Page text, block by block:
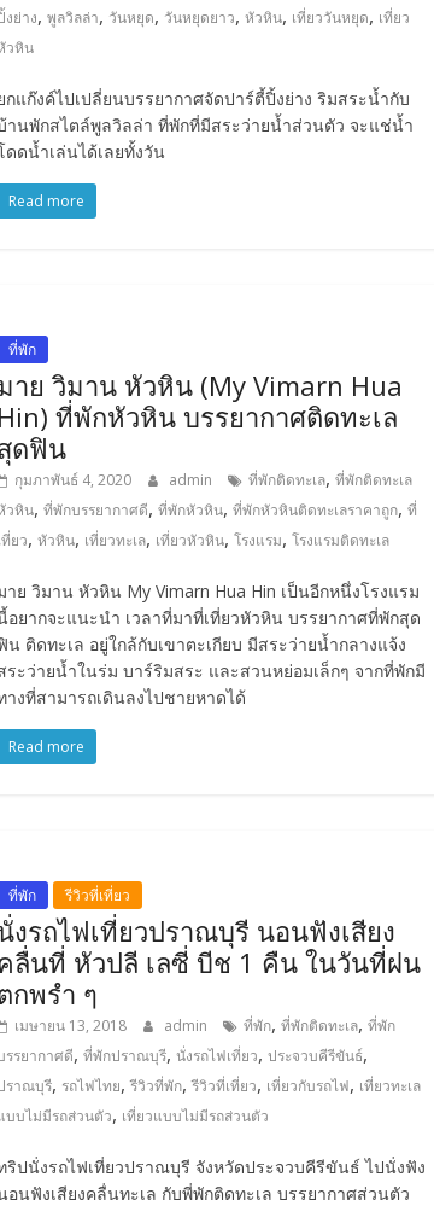
งย่าง,พูลวิลล่า, วันหยุด, วันหยุดยาว,หัวหิน, เที่ยววันหยุด, เที่ยว
วหิน
กแก๊งค์ไปเปลี่ยนบรรยากาศจัดปาร์ตี้ปิ้งย่าง ริมสระน้ำกับ
านพักสไตล์พูลวิลล่า ที่พักที่มีสระว่ายน้ำส่วนตัว จะแช่น้ำ
ดดน้ำเล่นได้เลยทั้งวัน
Read more
ที่พัก
าย วิมาน หัวหิน (My Vimarn Hua
Hin) ที่พักหัวหิน บรรยากาศติดทะเล
ดฟิน
กุมภาพันธ์ 4, 2020 admin ที่พักติดทะเล,ที่พักติดทะเล
วหิน,ที่พักบรรยากาศดี,ที่พักหัวหิน,ที่พักหัวหินติดทะเลราคาถูก,ที่
ที่ยว,หัวหิน, เที่ยวทะเล, เที่ยวหัวหิน,โรงแรม,โรงแรมติดทะเล
าย วิมาน หัวหิน My Vimarn Hua Hin เป็นอีกหนึ่งโรงแรม
อยากจะแนะนำ เวลาที่มาที่เที่ยวหัวหิน บรรยากาศที่พักสุด
น ติดทะเล อยู่ใกล้กับเขาตะเกียบ มีสระว่ายน้ำกลางแจ้ง
ระว่ายน้ำในร่ม บาร์ริมสระ และสวนหย่อมเล็กๆ จากที่พักมี
างที่สามารถเดินลงไปชายหาดได้
Read more
ที่พัก รีวิวที่เที่ยว
งรถไฟเที่ยวปราณบุรี นอนฟังเสียง
ลื่นที่ หัวปลี เลซี่ บีช 1 คืน ในวันที่ฝน
กพรำ ๆ
เมษายน 13, 2018 admin ที่พัก,ที่พักติดทะเล,ที่พัก
รรยากาศดี,ที่พักปราณบุรี,นั่งรถไฟเที่ยว,ประจวบคีรีขันธ์,
ราณบุรี, รถไฟไทย,รีวิวที่พัก,รีวิวที่เที่ยว, เที่ยวกับรถไฟ, เที่ยวทะเล
บบไม่มีรถส่วนตัว, เที่ยวแบบไม่มีรถส่วนตัว
ริปนั่งรถไฟเที่ยวปราณบุรี จังหวัดประจวบคีรีขันธ์ ไปนั่งฟัง
อนฟังเสียงคลื่นทะเล กับพี่พักติดทะเล บรรยากาศส่วนตัว